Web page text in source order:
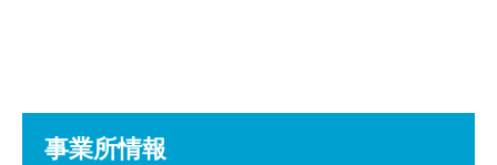
事業所情報